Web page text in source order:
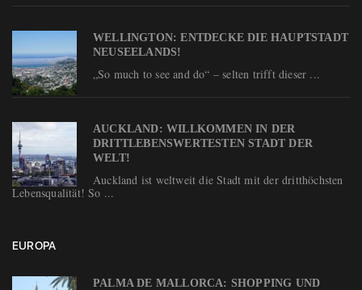
WELLINGTON: ENTDECKE DIE HAUPTSTADT
NEUSEELANDS!
„So much to see and do“ – selten trifft dieser ...
AUCKLAND: WILLKOMMEN IN DER
DRITTLEBENSWERTESTEN STADT DER
WELT!
Auckland ist weltweit die Stadt mit der dritthöchsten
Lebensqualität! So ...
EUROPA
PALMA DE MALLORCA: SHOPPING UND